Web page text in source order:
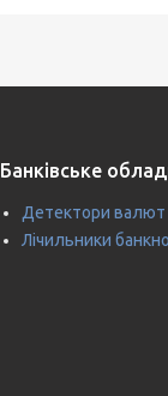
Банківське
Детектори валют
Лічильники